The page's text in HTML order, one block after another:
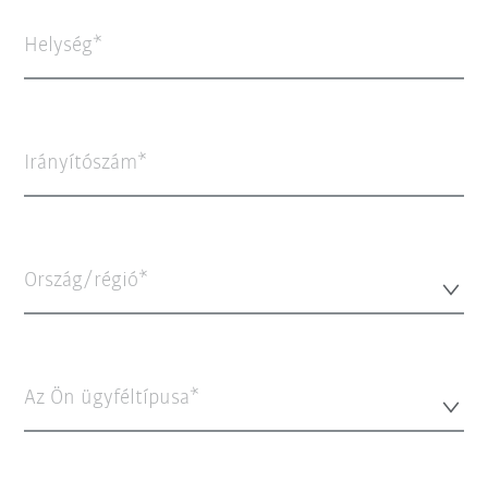
Helység
Irányítószám
Ország/régió*
Az Ön ügyféltípusa*